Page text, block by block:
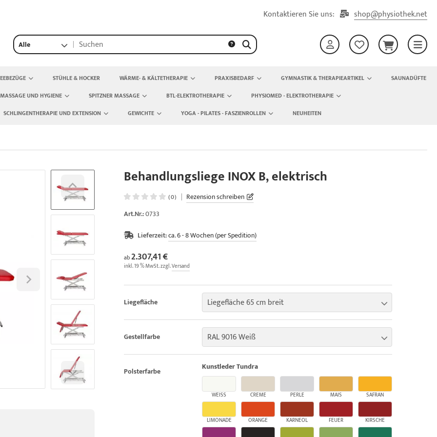
Kontaktieren Sie uns: shop@physiothek.net
Alle
STÜHLE & HOCKER WÄRME- & KÄLTETHERAPIE PRAXISBEDARF GYMNASTIK & THERAPIEARTIKEL
SAUNADÜFTE
UND HYGIENE SPITZNER MASSAGE BTL-ELEKTROTHERAPIE
PHYSIOMED - ELEKTROTHERAPIE
SCHLINGENTHERAPIE UND EXTENSION GEWICHTE YOGA - PILATES - FASZIENROLLEN NEUHEITEN
Behandlungsliege INOX B, elektrisch
(0) | Rezension schreiben
Art.Nr.:0733
Lieferzeit:ca. 6 - 8 Wochen (per Spedition)
ab2.307,41 €
inkl. 19 % MwSt. zzgl.Versand
Liegefläche Liegefläche 65 cm breit
Gestellfarbe RAL 9016 Weiß
Polsterfarbe Kunstleder Tundra
WEISS CREME PERLE MAIS SAFRAN
LIMONADE ORANGE KARNEOL FEUER KIRSCHE